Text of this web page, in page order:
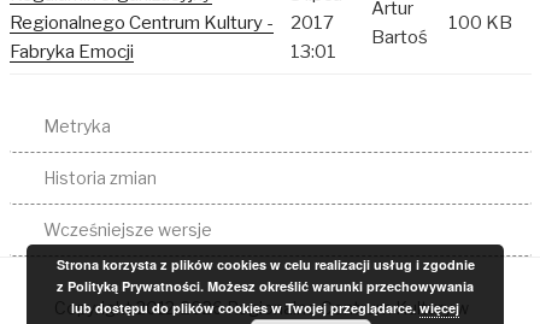
Regionalnego Centrum Kultury -
Fabryka Emocji
2017
13:01
Artur
Bartoś
100 KB
Metryka
Historia zmian
Wcześniejsze wersje
Copyright 2012-2026 Regionalne Centrum Kultury w
Strona korzysta z plików cookies w celu realizacji usług i zgodnie
z Polityką Prywatności. Możesz określić warunki przechowywania
lub dostępu do plików cookies w Twojej przeglądarce.więcej